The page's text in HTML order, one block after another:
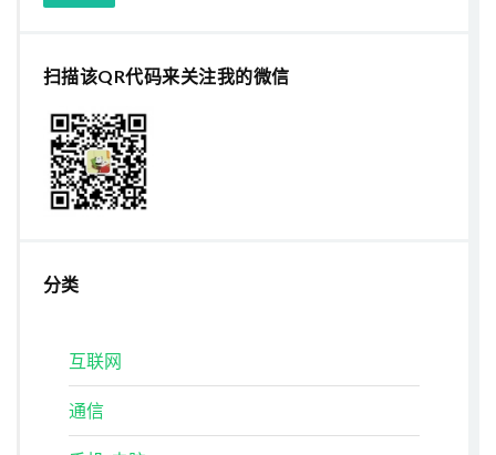
扫描该QR代码来关注我的微信
分类
互联网
通信